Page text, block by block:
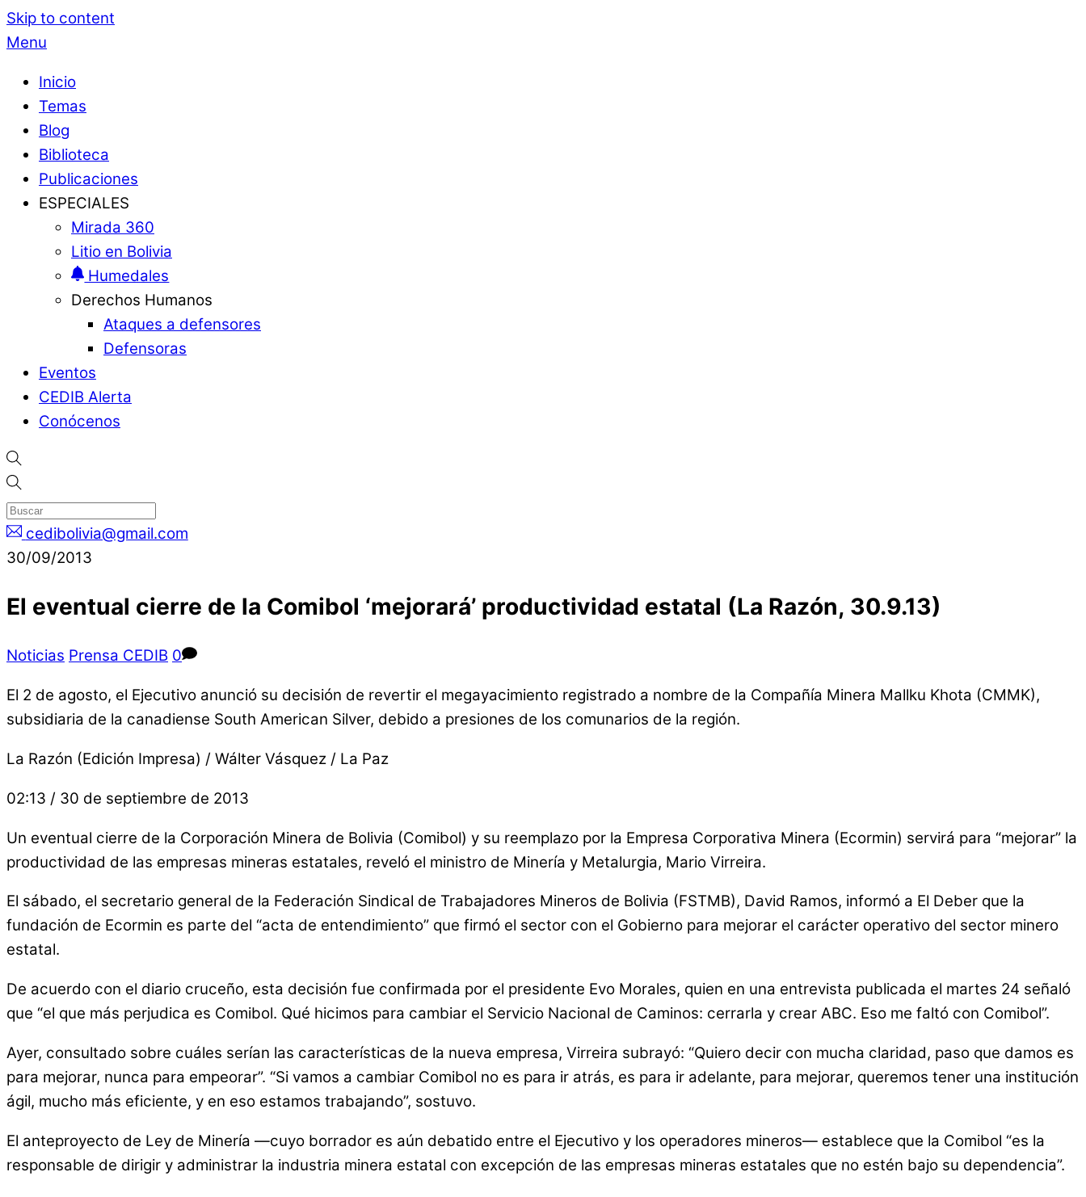
Skip to content
Menu
Inicio
Temas
Blog
Biblioteca
Publicaciones
ESPECIALES
Mirada 360
Litio en Bolivia
Humedales
Derechos Humanos
Ataques a defensores
Defensoras
Eventos
CEDIB Alerta
Conócenos
cedibolivia@gmail.com
30/09/2013
El eventual cierre de la Comibol ‘mejorará’ productividad estatal (La Razón, 30.9.13)
Noticias Prensa CEDIB 0
El 2 de agosto, el Ejecutivo anunció su decisión de revertir el megayacimiento registrado a nombre de la Compañía Minera Mallku Khota (CMMK),
subsidiaria de la canadiense South American Silver, debido a presiones de los comunarios de la región.
La Razón (Edición Impresa) / Wálter Vásquez / La Paz
02:13 / 30 de septiembre de 2013
Un eventual cierre de la Corporación Minera de Bolivia (Comibol) y su reemplazo por la Empresa Corporativa Minera (Ecormin) servirá para “mejorar” la
productividad de las empresas mineras estatales, reveló el ministro de Minería y Metalurgia, Mario Virreira.
El sábado, el secretario general de la Federación Sindical de Trabajadores Mineros de Bolivia (FSTMB), David Ramos, informó a El Deber que la
fundación de Ecormin es parte del “acta de entendimiento” que firmó el sector con el Gobierno para mejorar el carácter operativo del sector minero
estatal.
De acuerdo con el diario cruceño, esta decisión fue confirmada por el presidente Evo Morales, quien en una entrevista publicada el martes 24 señaló
que “el que más perjudica es Comibol. Qué hicimos para cambiar el Servicio Nacional de Caminos: cerrarla y crear ABC. Eso me faltó con Comibol”.
Ayer, consultado sobre cuáles serían las características de la nueva empresa, Virreira subrayó: “Quiero decir con mucha claridad, paso que damos es
para mejorar, nunca para empeorar”. “Si vamos a cambiar Comibol no es para ir atrás, es para ir adelante, para mejorar, queremos tener una institución
ágil, mucho más eficiente, y en eso estamos trabajando”, sostuvo.
El anteproyecto de Ley de Minería —cuyo borrador es aún debatido entre el Ejecutivo y los operadores mineros— establece que la Comibol “es la
responsable de dirigir y administrar la industria minera estatal con excepción de las empresas mineras estatales que no estén bajo su dependencia”.